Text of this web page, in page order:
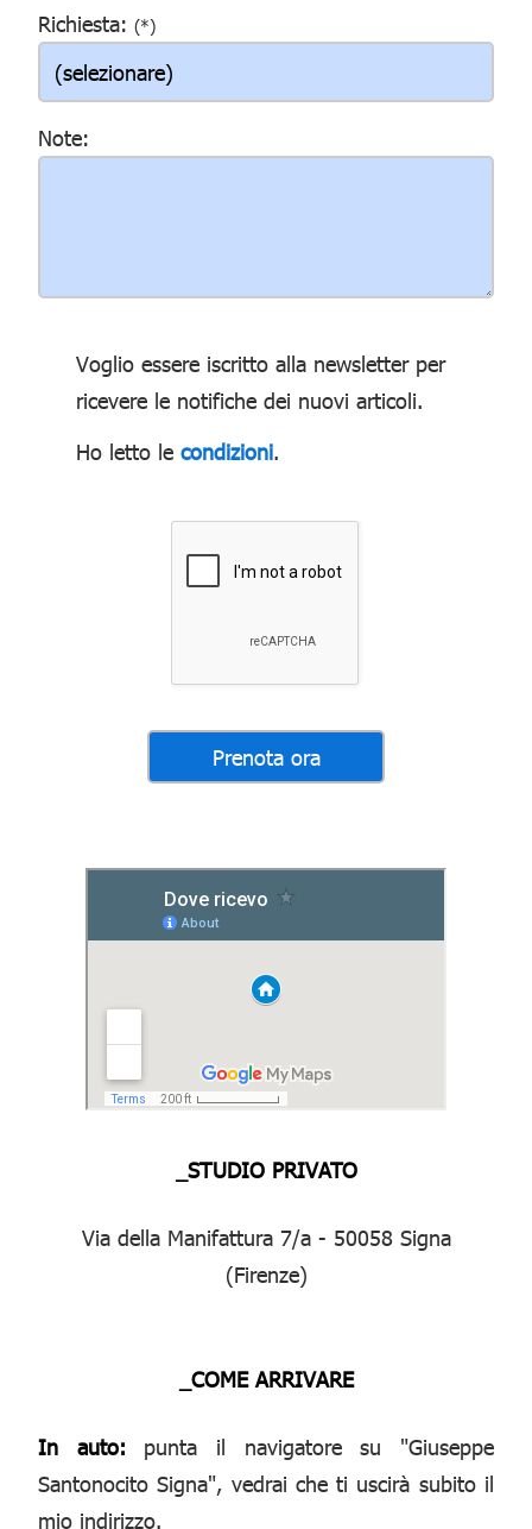
Richiesta: (*)
Note:
Voglio essere iscritto alla newsletter per
ricevere le notifiche dei nuovi articoli.
Ho letto le condizioni.
_STUDIO PRIVATO
Via della Manifattura 7/a - 50058 Signa
(Firenze)
_COME ARRIVARE
In auto: punta il navigatore su "Giuseppe
Santonocito Signa", vedrai che ti uscirà subito il
mio indirizzo.